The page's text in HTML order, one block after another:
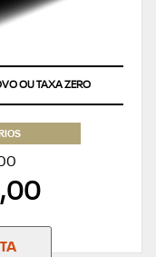
OU TAXA ZERO